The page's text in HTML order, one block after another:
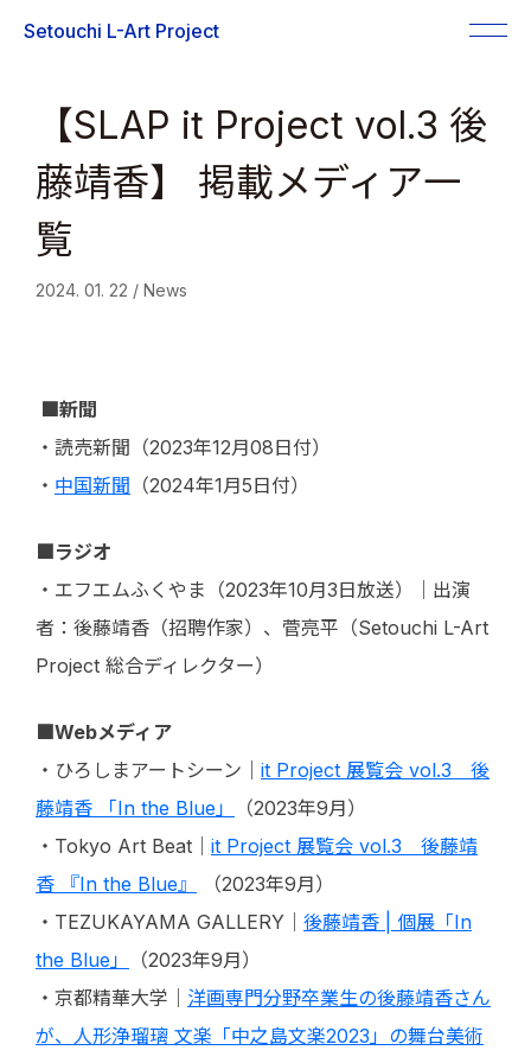
Skip
Setouchi L-Art Project
【SLAP it Project vol.3 後
藤靖香】 掲載メディア一
覧
2024. 01. 22 / News
■新聞
・読売新聞（2023年12月08日付）
・ 中国新聞 （2024年1月5日付）
■ラジオ
・エフエムふくやま（2023年10月3日放送）｜出演
者：後藤靖香（招聘作家）、菅亮平（Setouchi L-Art
Project 総合ディレクター）
■Webメディア
・ひろしまアートシーン｜ it Project 展覧会 vol.3 後
藤靖香 「In the Blue」
（2023年9月）
・Tokyo Art Beat｜ it Project 展覧会 vol.3 後藤靖
香 『In the Blue』
（2023年9月）
・TEZUKAYAMA GALLERY｜ 後藤靖香 | 個展「In
the Blue」
（2023年9月）
・京都精華大学｜ 洋画専門分野卒業生の後藤靖香さん
が、人形浄瑠璃 文楽「中之島文楽2023」の舞台美術